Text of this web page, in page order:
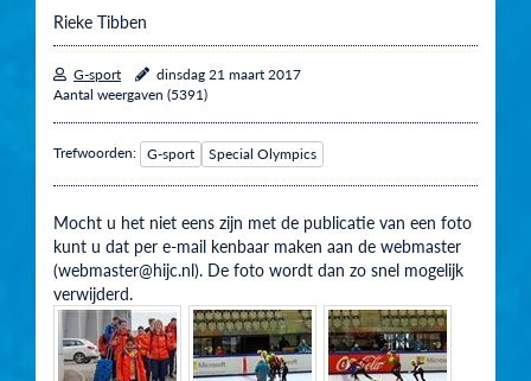
Rieke Tibben
G-sport
dinsdag 21 maart 2017
Aantal weergaven (5391)
Trefwoorden: G-sport Special Olympics
Mocht u het niet eens zijn met de publicatie van een foto
kunt u dat per e-mail kenbaar maken aan de webmaster
(webmaster@hijc.nl). De foto wordt dan zo snel mogelijk
verwijderd.